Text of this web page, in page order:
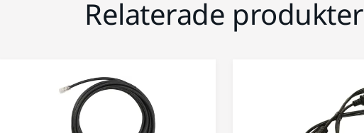
Relaterade produkter